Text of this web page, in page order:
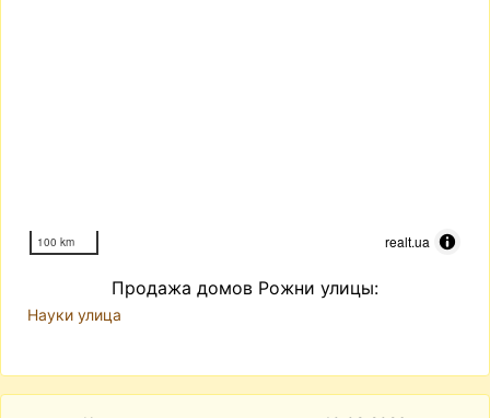
100 km realt.ua
Продажа домов Рожни улицы:
Науки улица